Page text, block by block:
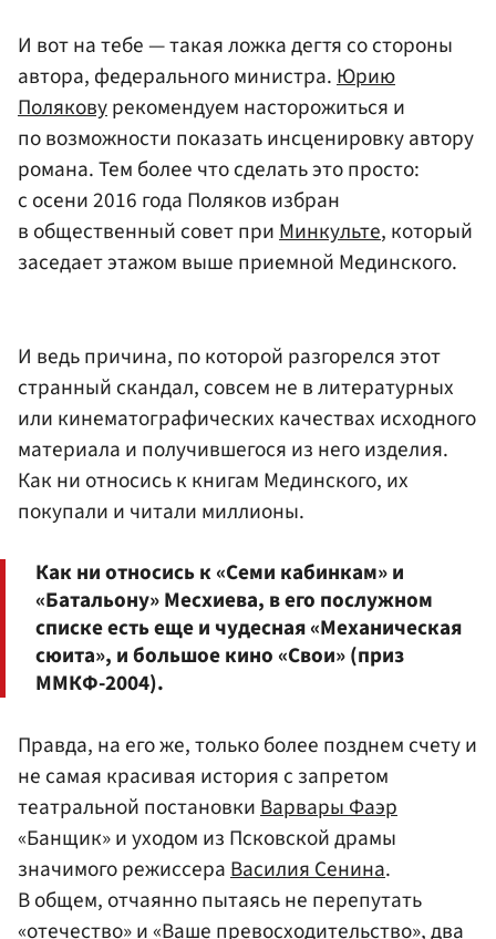
И вот на тебе — такая ложка дегтя со стороны
автора, федерального министра.Юрию
Поляковурекомендуем насторожиться и
по возможности показать инсценировку автору
романа. Тем более что сделать это просто:
с осени 2016 года Поляков избран
в общественный совет приМинкульте, который
заседает этажом выше приемной Мединского.
И ведь причина, по которой разгорелся этот
странный скандал, совсем не в литературных
или кинематографических качествах исходного
материала и получившегося из него изделия.
Как ни относись к книгам Мединского, их
покупали и читали миллионы.
Как ни относись к «Семи кабинкам» и
«Батальону» Месхиева, в его послужном
списке есть еще и чудесная «Механическая
сюита», и большое кино «Свои» (приз
ММКФ-2004).
Правда, на его же, только более позднем счету и
не самая красивая история с запретом
театральной постановкиВарвары Фаэр
«Банщик» и уходом из Псковской драмы
значимого режиссераВасилия Сенина.
В общем, отчаянно пытаясь не перепутать
«отечество» и «Ваше превосходительство», два